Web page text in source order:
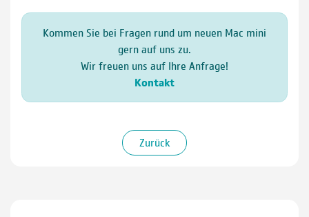
Kommen Sie bei Fragen rund um neuen Mac mini
gern auf uns zu.
Wir freuen uns auf Ihre Anfrage!
Kontakt
Zurück